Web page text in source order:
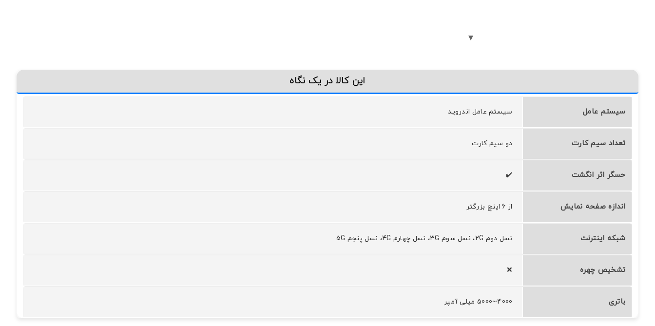
این کالا در یک نگاه
سیستم عامل سيستم عامل اندرويد
تعداد سیم کارت دو سیم کارت
حسگر اثر انگشت ✔️
اندازه صفحه نمایش از 6 اینچ بزرگتر
شبکه اینترنت نسل دوم 2G، نسل سوم 3G، نسل چهارم 4G، نسل پنجم 5G
تشخیص چهره ❌
باتری 4000~5000 میلی آمپر